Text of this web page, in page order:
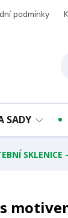
podmínky
SADY
SKLENICE